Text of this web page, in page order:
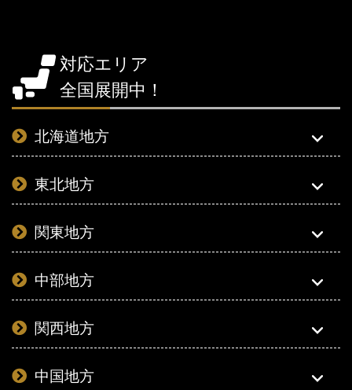
対応エリア
全国展開中！
北海道地方
東北地方
関東地方
中部地方
関西地方
中国地方